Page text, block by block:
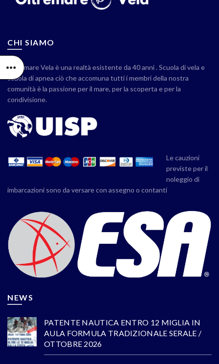
CHI SIAMO
Oltremare Vela è una realtà esistente da 40 anni . Scuola di vela e
scuola di apnea ciò che accomuna tutti i membri della nostra
comunità è la passione per il mare, per la scoperta e per la
condivisione.
Le cauzioni
previste per il
noleggio di
imbarcazioni sono da versare con assegno o contanti
NEWS
PATENTE NAUTICA ENTRO 12 MIGLIA IN
AULA FORMULA TRADIZIONALE SERALE /
OTTOBRE 2026